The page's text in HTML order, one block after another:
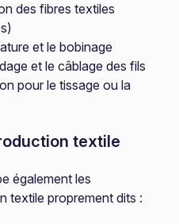
des fibres textiles
et le bobinage
et le câblage des fils
pour le tissage ou la
textile
également les
textile proprement dits :